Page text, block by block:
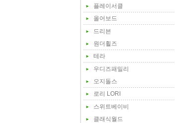
플레이서클
올어보드
드리븐
원더휠즈
테라
우디즈패밀리
오지돌스
로리 LORI
스위트베이비
클래식월드